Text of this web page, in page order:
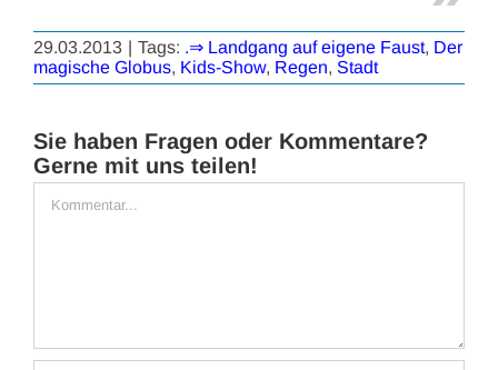
29.03.2013 | Tags: .⇒ Landgang auf eigene Faust, Der
magische Globus, Kids-Show, Regen, Stadt
Sie haben Fragen oder Kommentare?
Gerne mit uns teilen!